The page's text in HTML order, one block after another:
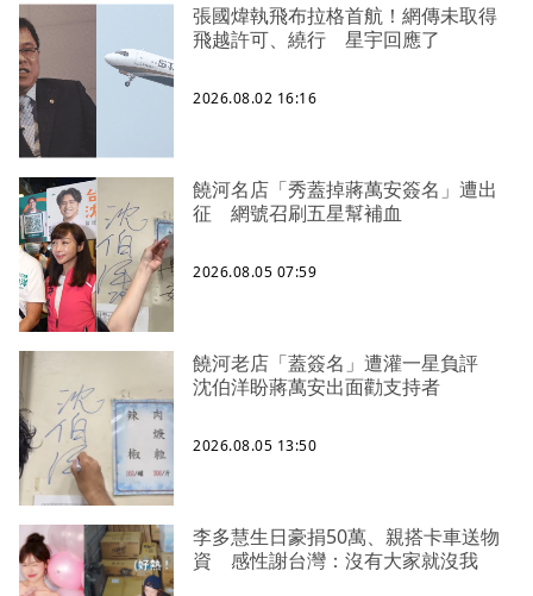
張國煒執飛布拉格首航！網傳未取得
飛越許可、繞行 星宇回應了
2026.08.02 16:16
饒河名店「秀蓋掉蔣萬安簽名」遭出
征 網號召刷五星幫補血
2026.08.05 07:59
饒河老店「蓋簽名」遭灌一星負評
沈伯洋盼蔣萬安出面勸支持者
2026.08.05 13:50
李多慧生日豪捐50萬、親搭卡車送物
資 感性謝台灣：沒有大家就沒我